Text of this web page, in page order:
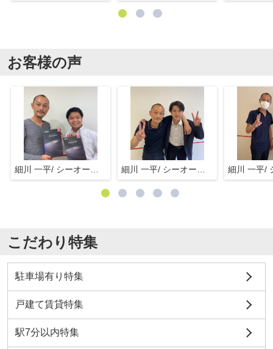
お客様の声
こだわり特集
駐車場有り特集
戸建て賃貸特集
駅7分以内特集